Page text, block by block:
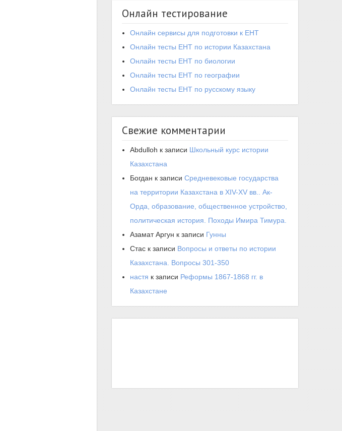
Онлайн тестирование
Онлайн сервисы для подготовки к ЕНТ
Онлайн тесты ЕНТ по истории Казахстана
Онлайн тесты ЕНТ по биологии
Онлайн тесты ЕНТ по географии
Онлайн тесты ЕНТ по русскому языку
Свежие комментарии
Abdulloh к записи Школьный курс истории
Казахстана
Богдан к записи Средневековые государства
на территории Казахстана в XIV-XV вв.. Ак-
Орда, образование, общественное устройство,
политическая история. Походы Имира Тимура.
Азамат Аргун к записи Гунны
Стас к записи Вопросы и ответы по истории
Казахстана. Вопросы 301-350
настя к записи Реформы 1867-1868 гг. в
Казахстане